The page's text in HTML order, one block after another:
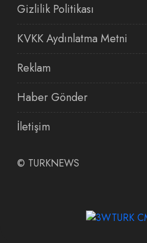
Gizlilik Politikası
KVKK Aydınlatma Metni
Reklam
Haber Gönder
İletişim
© TURKNEWS